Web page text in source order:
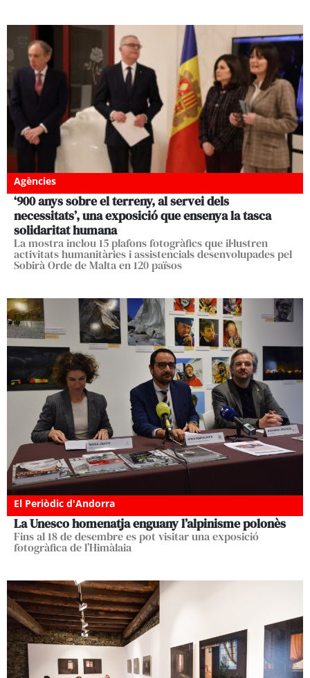
Agències
‘900 anys sobre el terreny, al servei dels
necessitats’, una exposició que ensenya la tasca
solidaritat humana
La mostra inclou 15 plafons fotogràfics que il·lustren
activitats humanitàries i assistencials desenvolupades pel
Sobirà Orde de Malta en 120 països
El Periòdic d'Andorra
La Unesco homenatja enguany l’alpinisme polonès
Fins al 18 de desembre es pot visitar una exposició
fotogràfica de l’Himàlaia